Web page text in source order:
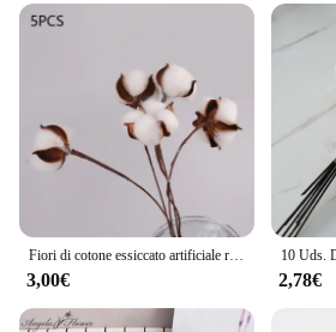
Fiori di cotone essiccato artificiale ramo di fiori bianchi per la decorazione della festa nuziale fiore finto decorazioni per fiori per la casa foglie di eucalipto
3,00€ 2,78€